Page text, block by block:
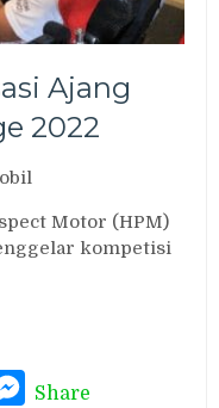
Ajang
2022
Motor (HPM)
kompetisi
Messenger
Share